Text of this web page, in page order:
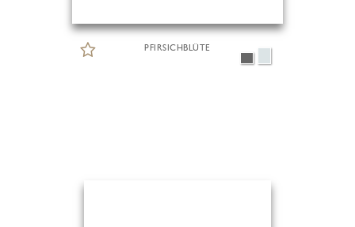
PFIRSICHBLÜTE